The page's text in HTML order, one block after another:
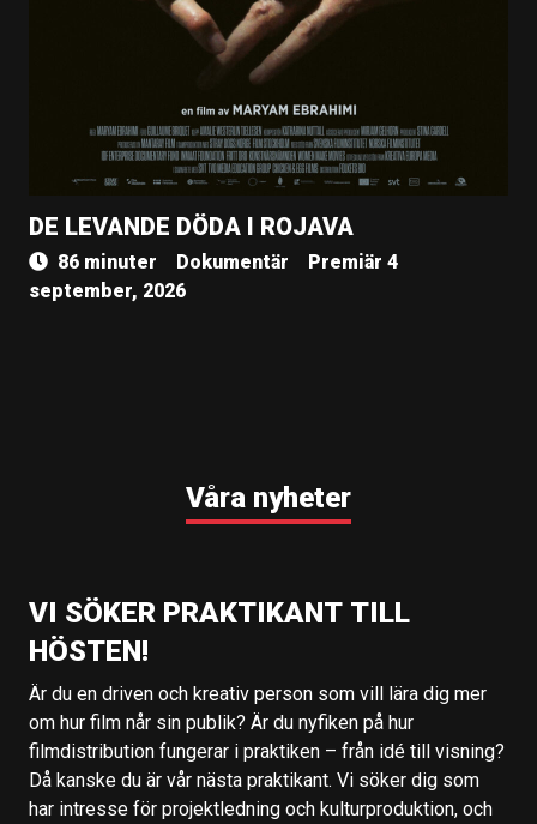
DE LEVANDE DÖDA I ROJAVA
86 minuter Dokumentär
Premiär 4
september, 2026
Våra nyheter
VI SÖKER PRAKTIKANT TILL
HÖSTEN!
Är du en driven och kreativ person som vill lära dig mer
om hur film når sin publik? Är du nyfiken på hur
filmdistribution fungerar i praktiken – från idé till visning?
Då kanske du är vår nästa praktikant. Vi söker dig som
har intresse för projektledning och kulturproduktion, och